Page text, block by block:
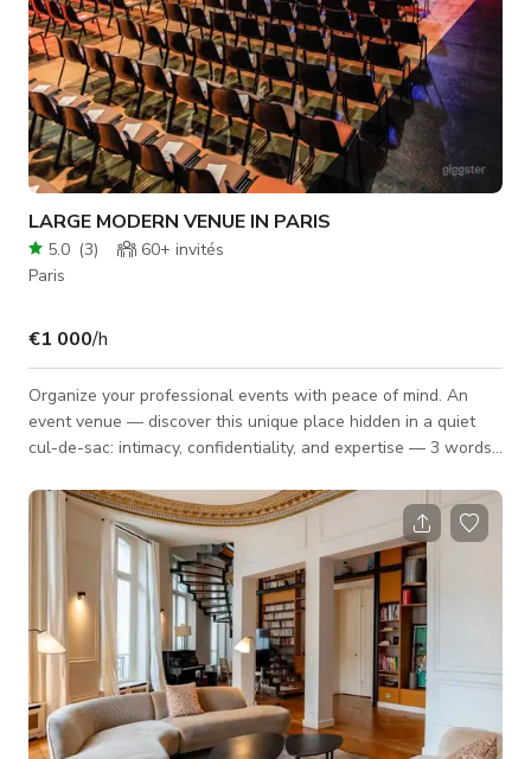
LARGE MODERN VENUE IN PARIS
5.0 (3) 60+ invités
Paris
€1 000/h
Organize your professional events with peace of mind. An
event venue — discover this unique place hidden in a quiet
cul-de-sac: intimacy, confidentiality, and expertise — 3 words
terraces 😊a team dedicated to your event 🔑 turnkey and
tailor-made solutions 🌿 an eco-responsible in-house caterer
Events suited for this venue 🔍 Study days, plenaries,
seminars … 📈 Information meetings, study presentations, or